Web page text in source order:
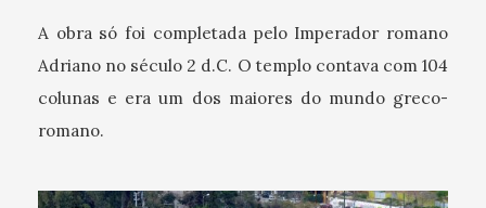
A obra só foi completada pelo Imperador romano
Adriano no século 2 d.C. O templo contava com 104
colunas e era um dos maiores do mundo greco-
romano.